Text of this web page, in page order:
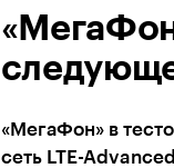
«МегаФон» в
сеть LTE-